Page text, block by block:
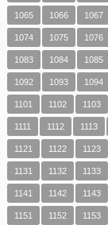
1065 1066 1067
1074 1075 1076
1083 1084 1085
1092 1093 1094
1101 1102 1103
1111 1112 1113
1121 1122 1123
1131 1132 1133
1141 1142 1143
1151 1152 1153